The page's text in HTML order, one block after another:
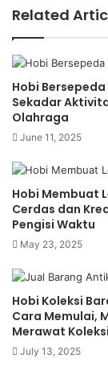
ATV, atau All-
kendaraan
enam) yang
kondisi
namun
lebih kokoh.
hingga lebih
penggunaan
medan berat.
ATV
Wisata
Olahraga
Pekerjaan
Related
Hobi
Sekadar
Olahraga
June 11, 2025
Hobi Membuat
Cerdas dan
Pengisi Waktu
May 23, 2025
Hobi Koleksi
Cara Memulai,
Merawat Koleksi
July 13, 2025